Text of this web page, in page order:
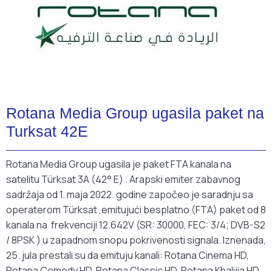
Rotana Media Group ugasila paket na
Turksat 42E
Rotana Media Group ugasila je paket FTA kanala na
satelitu Türksat 3A (42° E) . Arapski emiter zabavnog
sadržaja od 1. maja 2022. godine započeo je saradnju sa
operaterom Türksat ,emitujući besplatno (FTA) paket od 8
kanala na frekvenciji 12.642V (SR: 30000, FEC: 3/4; DVB-S2
/ 8PSK ) u zapadnom snopu pokrivenosti signala. Iznenada,
25. jula prestali su da emituju kanali: Rotana Cinema HD,